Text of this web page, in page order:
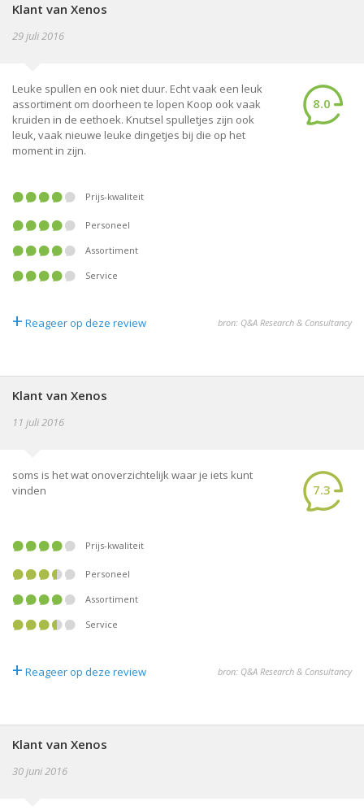
Klant van Xenos
29 juli 2016
Leuke spullen en ook niet duur. Echt vaak een leuk
assortiment om doorheen te lopen Koop ook vaak
kruiden in de eethoek. Knutsel spulletjes zijn ook
leuk, vaak nieuwe leuke dingetjes bij die op het
moment in zijn.
8.0
Prijs-kwaliteit
Personeel
Assortiment
Service
+ Reageer op deze review bron: Q&A Research & Consultancy
Klant van Xenos
11 juli 2016
soms is het wat onoverzichtelijk waar je iets kunt
vinden
7.3
Prijs-kwaliteit
Personeel
Assortiment
Service
+ Reageer op deze review bron: Q&A Research & Consultancy
Klant van Xenos
30 juni 2016